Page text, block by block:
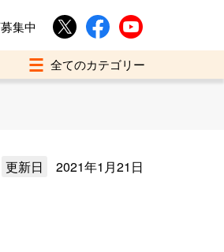
集中
更新日 2021年1月21日